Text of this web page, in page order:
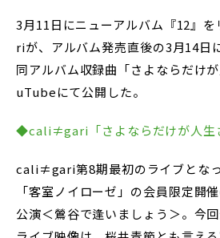
3月11日にニューアルバム『12』
riが、アルバム発売直後の3月14日
同アルバム収録曲「さよならだけ
uTubeにて公開した。
◆cali≠gari「さよならだけが人生
cali≠gari第8期最初のライブとな
「客室ノイローゼ」の会員限定開
公演＜鶯谷で逢いましょう＞。今